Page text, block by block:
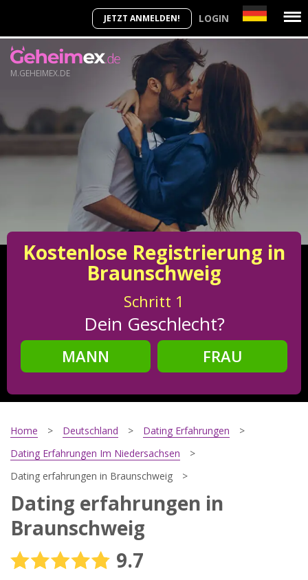
JETZT ANMELDEN! LOGIN
M.GEHEIMEX.DE
Kostenlose Registrierung in
Braunschweig
Schritt 1
Dein Geschlecht?
MANN
FRAU
Schritt2
Schritt
Deine E-Mail?
Home Deutschland
Dating Erfahrungen
Dating Erfahrungen Im Niedersachsen
Dating erfahrungen in Braunschweig
Dating erfahrungen in
Braunschweig
9.7